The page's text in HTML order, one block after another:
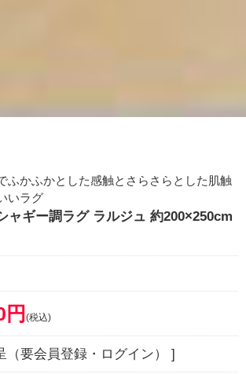
ふかふかとした感触とさらさらとした肌触
いラグ
ャギー調ラグ ラルジュ 約200×250cm
(税込)
（要会員登録・ログイン） ]